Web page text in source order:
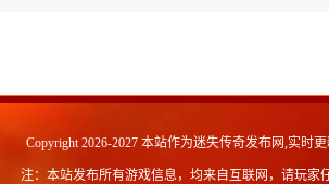
Copyright 2026-2027 本站作为迷失传奇发布网,实时
注：本站发布所有游戏信息，均来自互联网，请玩